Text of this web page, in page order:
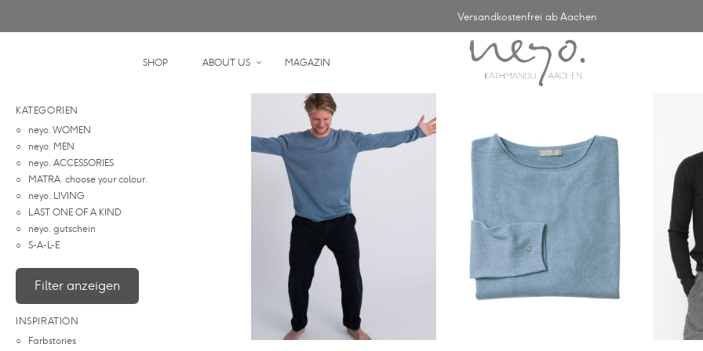
Versandkostenfrei ab Aachen
SHOP ABOUT US MAGAZIN
KATEGORIEN
neyo. WOMEN
neyo. MEN
neyo. ACCESSORIES
MATRA. choose your colour.
neyo. LIVING
LAST ONE OF A KIND
neyo. gutschein
S-A-L-E
Filter anzeigen
INSPIRATION
Farbstories